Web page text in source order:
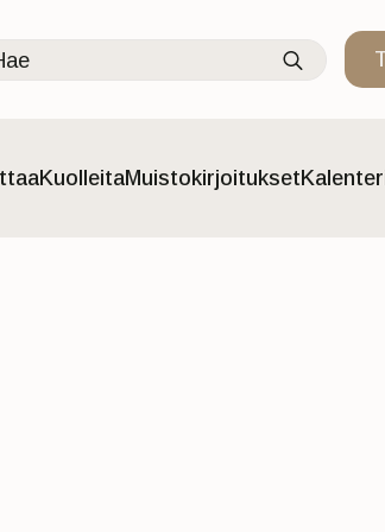
Search
for:
KuolleitaMuistokirjoitukset